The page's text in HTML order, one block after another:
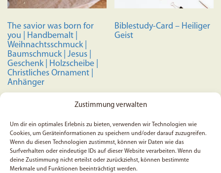
Zustimmung verwalten
Um dir ein optimales Erlebnis zu bieten, verwenden wir Technologien wie
Cookies, um Geräteinformationen zu speichern und/oder darauf zuzugreifen.
Wenn du diesen Technologien zustimmst, können wir Daten wie das
Surfverhalten oder eindeutige IDs auf dieser Website verarbeiten. Wenn du
deine Zustimmung nicht erteilst oder zurückziehst, können bestimmte
Merkmale und Funktionen beeinträchtigt werden.
The savior was born for
you | Handbemalt |
Weihnachtsschmuck |
Baumschmuck | Jesus |
Geschenk | Holzscheibe |
Christliches Ornament |
Anhänger
Weiterlesen
Biblestudy-Card – Heiliger
Geist
Ausführung wählen Produkt
weist
mehrere